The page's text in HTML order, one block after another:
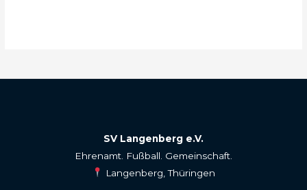
SV Langenberg e.V.
Ehrenamt. Fußball. Gemeinschaft.
Langenberg, Thüringen